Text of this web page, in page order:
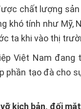
chất lượng
khó tính như Mỹ,
ta khi vào thị
Việt Nam
phần tạo đà cho
kịch bản, đối